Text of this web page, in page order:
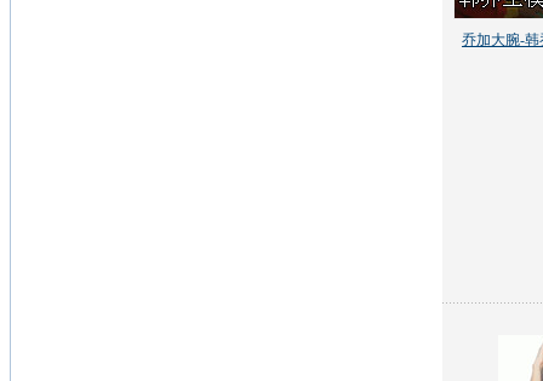
乔加大腕-